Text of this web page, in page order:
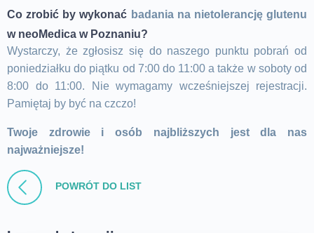
Co zrobić by wykonać badania na nietolerancję glutenu
w neoMedica w Poznaniu?
Wystarczy, że zgłosisz się do naszego punktu pobrań od
poniedziałku do piątku od 7:00 do 11:00 a także w soboty od
8:00 do 11:00. Nie wymagamy wcześniejszej rejestracji.
Pamiętaj by być na czczo!
Twoje zdrowie i osób najbliższych jest dla nas
najważniejsze!
POWRÓT DO LIST